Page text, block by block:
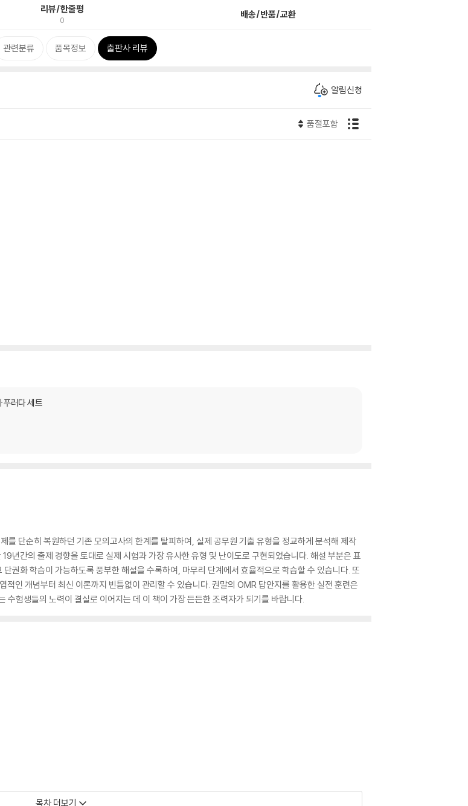
리뷰/한줄평
0 배송/반품/교환
관련분류 품목정보 출판사 리뷰
알림신청
품절포함
러다 세트
를 단순히 복원하던 기존 모의고사의 한계를 탈피하여, 실제 공무원 기출 유형을 정교하게 분석해 제작
년간의 출제 경향을 토대로 실제 시험과 가장 유사한 유형 및 난이도로 구현되었습니다. 해설 부분은 표
권화 학습이 가능하도록 풍부한 해설을 수록하여, 마무리 단계에서 효율적으로 학습할 수 있습니다. 또
인 개념부터 최신 이론까지 빈틈없이 관리할 수 있습니다. 권말의 OMR 답안지를 활용한 실전 훈련은
험생들의 노력이 결실로 이어지는 데 이 책이 가장 든든한 조력자가 되기를 바랍니다.
목차 더보기